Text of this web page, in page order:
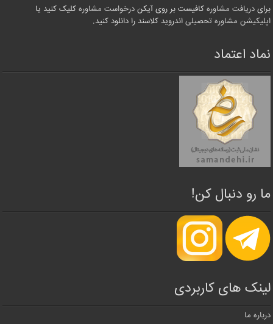
برایدریافت مشاوره کافیست بر روی آیکندرخواست مشاوره کلیک کنید یا
اپلیکیشن مشاوره تحصیلی اندروید کلاسند را دانلود کنید.
نماد اعتماد
ما رو دنبال کن!
لینک های کاربردی
درباره ما